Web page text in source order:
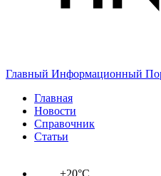
Главный Информационный
Главная
Новости
Справочник
Статьи
+20°C